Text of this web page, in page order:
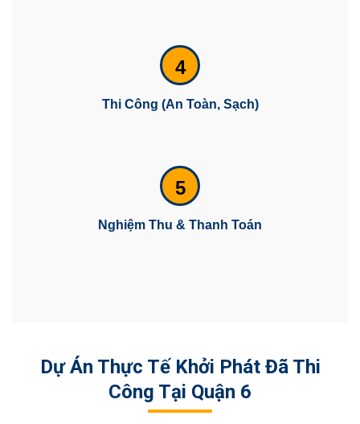
4
Thi Công (An Toàn, Sạch)
5
Nghiệm Thu & Thanh Toán
Dự Án Thực Tế Khởi Phát Đã Thi
Công Tại Quận 6